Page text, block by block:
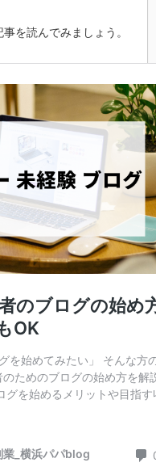
を読んでみましょう。